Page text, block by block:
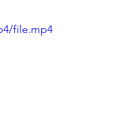
file.mp4